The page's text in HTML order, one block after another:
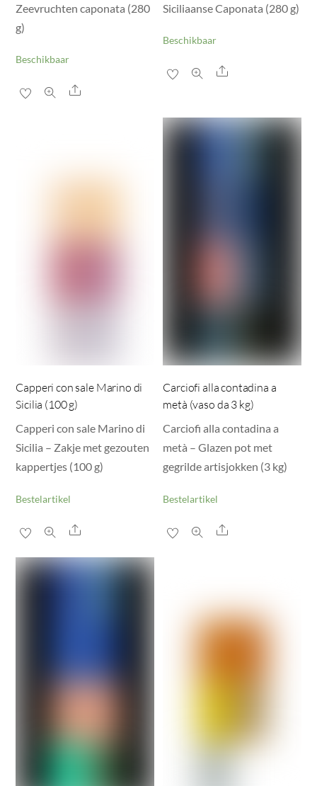
Zeevruchten caponata (280
g)
Beschikbaar
Share
Siciliaanse Caponata (280 g)
Beschikbaar
Share
Capperi con sale Marino di
Sicilia (100 g)
Capperi con sale Marino di
Sicilia – Zakje met gezouten
kappertjes (100 g)
Bestelartikel
Share
Carciofi alla contadina a
metà (vaso da 3 kg)
Carciofi alla contadina a
metà – Glazen pot met
gegrilde artisjokken (3 kg)
Bestelartikel
Share